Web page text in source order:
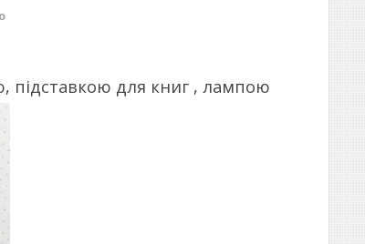
підставкою для книг , лампою